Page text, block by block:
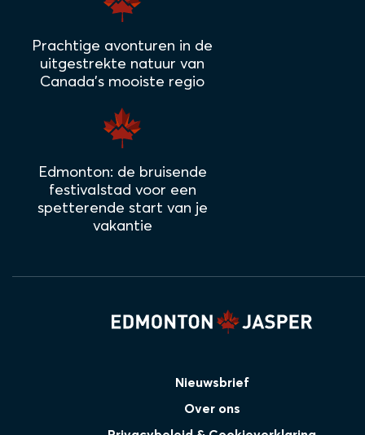
Prachtige avonturen in de
uitgestrekte natuur van
Canada's mooiste regio
Edmonton: de bruisende
festivalstad voor een
spetterende start van je
vakantie
Nieuwsbrief
Over ons